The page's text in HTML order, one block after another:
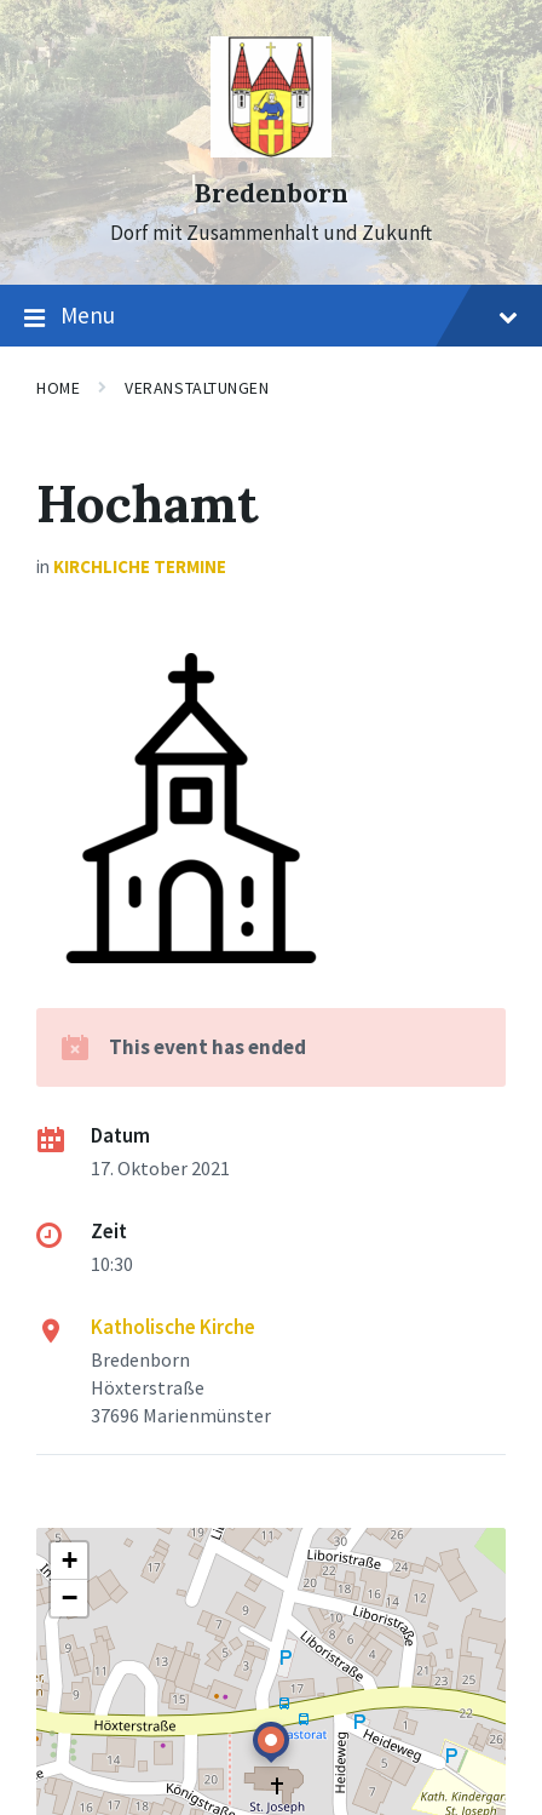
Skip
to
content
Skip
to
main
navigation
Skip
to
footer
Bredenborn
Dorf mit Zusammenhalt und Zukunft
Menu
HOME VERANSTALTUNGEN
Hochamt
in KIRCHLICHE TERMINE
This event has ended
Datum
17. Oktober 2021
Zeit
10:30
Katholische Kirche
Bredenborn
Höxterstraße
37696 Marienmünster
+
−